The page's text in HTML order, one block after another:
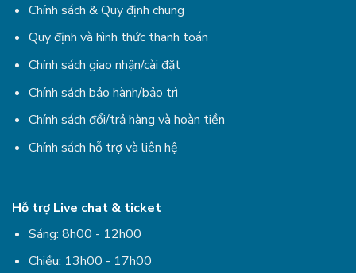
Chính sách & Quy định chung
Quy định và hình thức thanh toán
Chính sách giao nhận/cài đặt
Chính sách bảo hành/bảo trì
Chính sách đổi/trả hàng và hoàn tiền
Chính sách hỗ trợ và liên hệ
Hỗ trợ Live chat & ticket
Sáng: 8h00 - 12h00
Chiều: 13h00 - 17h00